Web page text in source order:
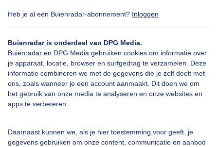
Heb je al een Buienradar-abonnement? Inloggen
Buienradar is onderdeel van DPG Media.
Buienradar en DPG Media gebruiken cookies om informatie over
je apparaat, locatie, browser en surfgedrag te verzamelen. Deze
informatie combineren we met de gegevens die je zelf deelt met
ons, zoals wanneer je een account aanmaakt. Dit doen we om
het gebruik van onze media te analyseren en onze websites en
apps te verbeteren.
Daarnaast kunnen we, als je hier toestemming voor geeft, je
gegevens gebruiken om onze content, communicatie en aanbod
Bekijk slideshow
Een moment geduld aub...